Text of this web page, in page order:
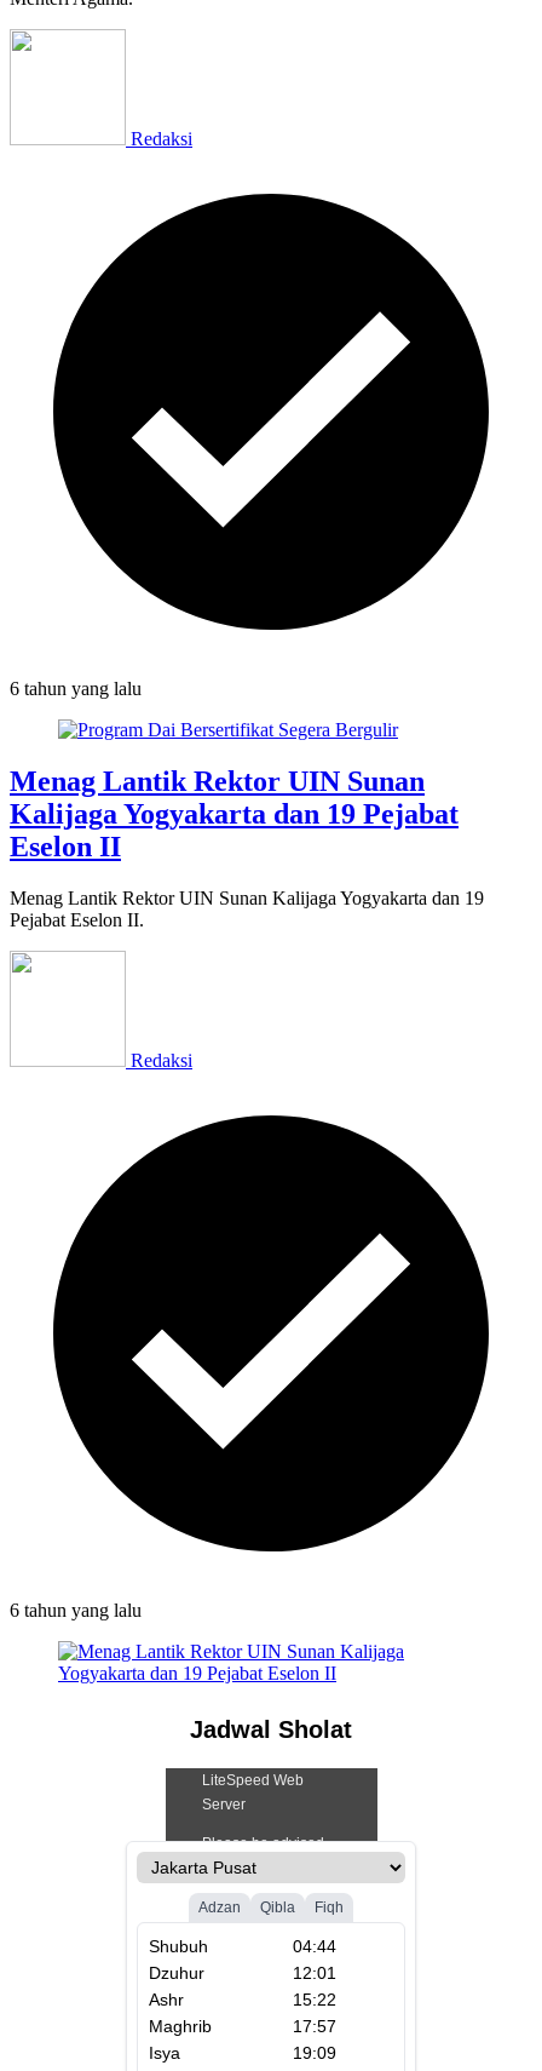
Redaksi
6 tahun yang lalu
Menag Lantik Rektor UIN Sunan
Kalijaga Yogyakarta dan 19 Pejabat
Eselon II
Menag Lantik Rektor UIN Sunan Kalijaga Yogyakarta dan 19
Pejabat Eselon II.
Redaksi
6 tahun yang lalu
Jadwal Sholat